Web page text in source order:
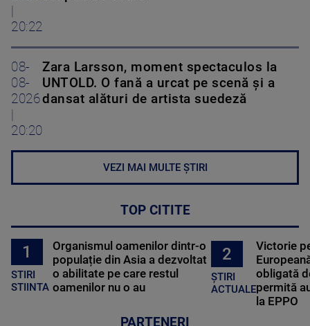
20:22
08-
08-
2026
20:20
Zara Larsson, moment spectaculos la
UNTOLD. O fană a urcat pe scenă și a
dansat alături de artista suedeză
VEZI MAI MULTE ȘTIRI
TOP CITITE
1
STIRI
STIINTA
Organismul oamenilor dintr-o
populație din Asia a dezvoltat
o abilitate pe care restul
oamenilor nu o au
2
ȘTIRI
ACTUALE
Victorie
obligată
permită
la EPPO
PARTENERI